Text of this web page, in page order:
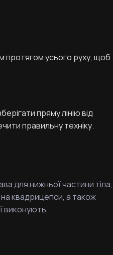
протягом усього руху, щоб
пряму лінію від
правильну техніку.
для нижньої частини тіла,
квадрицепси, а також
виконують,